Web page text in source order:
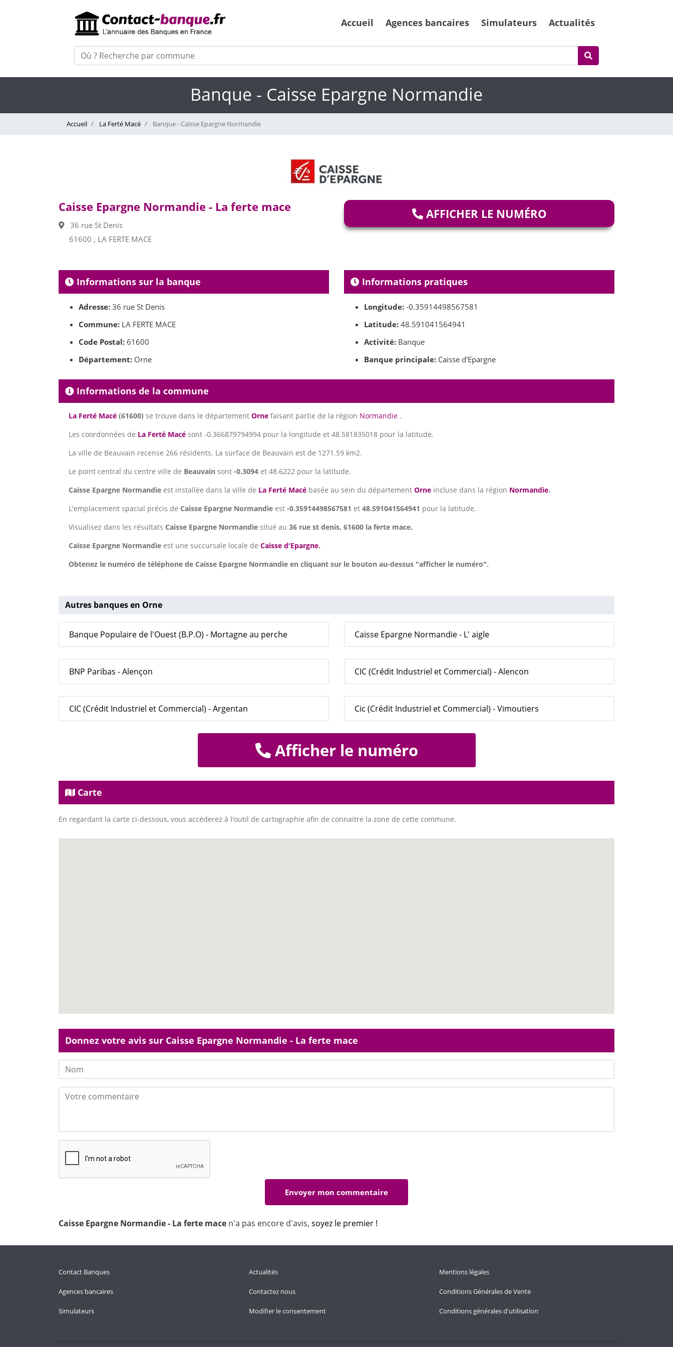
Accueil Agences bancaires Simulateurs Actualités
Banque - Caisse Epargne Normandie
Accueil La Ferté Macé Banque - Caisse Epargne Normandie
Caisse Epargne Normandie - La ferte mace
36 rue St Denis
61600 , LA FERTE MACE
AFFICHER LE NUMÉRO
Informations sur la banque
Adresse: 36 rue St Denis
Commune: LA FERTE MACE
Code Postal: 61600
Département: Orne
Informations pratiques
Longitude: -0.35914498567581
Latitude: 48.591041564941
Activité: Banque
Banque principale: Caisse d'Epargne
Informations de la commune
La Ferté Macé (61600) se trouve dans le département Orne faisant partie de la région Normandie .
Les coordonnées de La Ferté Macé sont -0.366879794994 pour la longitude et 48.581835018 pour la latitude.
La ville de Beauvain recense 266 résidents. La surface de Beauvain est de 1271.59 km2.
Le point central du centre ville de Beauvain sont -0.3094 et 48.6222 pour la latitude.
Caisse Epargne Normandie est installée dans la ville de La Ferté Macé basée au sein du département Orne incluse dans la région Normandie.
L'emplacement spacial précis de Caisse Epargne Normandie est -0.35914498567581 et 48.591041564941 pour la latitude.
Visualisez dans les résultats Caisse Epargne Normandie situé au 36 rue st denis, 61600 la ferte mace.
Caisse Epargne Normandie est une succursale locale de Caisse d'Epargne.
Obtenez le numéro de téléphone de Caisse Epargne Normandie en cliquant sur le bouton au-dessus "afficher le numéro".
Autres banques en Orne
Banque Populaire de l'Ouest (B.P.O) - Mortagne au perche Caisse Epargne Normandie - L' aigle
BNP Paribas - Alençon CIC (Crédit Industriel et Commercial) - Alencon
CIC (Crédit Industriel et Commercial) - Argentan Cic (Crédit Industriel et Commercial) - Vimoutiers
Afficher le numéro
Carte
En regardant la carte ci-dessous, vous accéderez à l'outil de cartographie afin de connaitre la zone de cette commune.
Donnez votre avis sur Caisse Epargne Normandie - La ferte mace
Caisse Epargne Normandie - La ferte mace n'a pas encore d'avis, soyez le premier !
Contact Banques
Agences bancaires
Simulateurs
Actualités
Contactez nous
Modifier le consentement
Mentions légales
Conditions Générales de Vente
Conditions générales d'utilisation